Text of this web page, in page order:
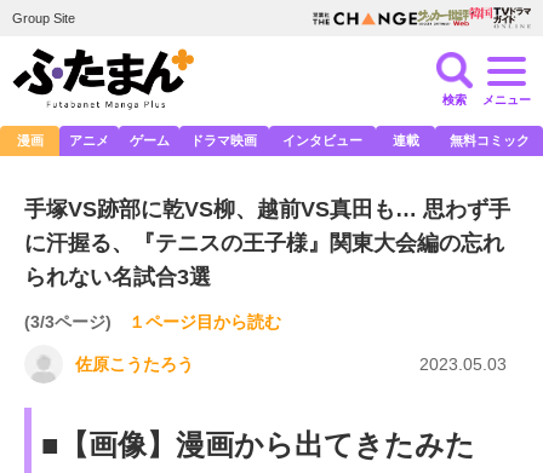
Group Site
検索 メニュー
漫画 アニメ ゲーム ドラマ映画 インタビュー 連載 無料コミック
手塚VS跡部に乾VS柳、越前VS真田も… 思わず手
に汗握る、『テニスの王子様』関東大会編の忘れ
られない名試合3選
(3/3ページ) １ページ目から読む
佐原こうたろう 2023.05.03
■【画像】漫画から出てきたみた